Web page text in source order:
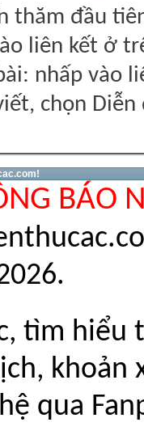
thăm đầu
liên kết ở
nhấp vào
chọn
BÁO
tìm hiểu
khoản
qua